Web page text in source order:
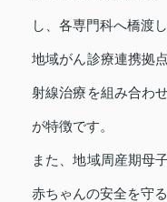
し、各専門科へ橋渡し
地域がん診療連携拠
射線治療を組み合わ
が特徴です。
また、地域周産期母
赤ちゃんの安全を守